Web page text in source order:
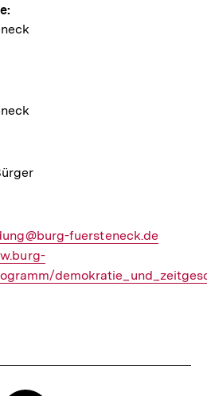
fuersteneck.de